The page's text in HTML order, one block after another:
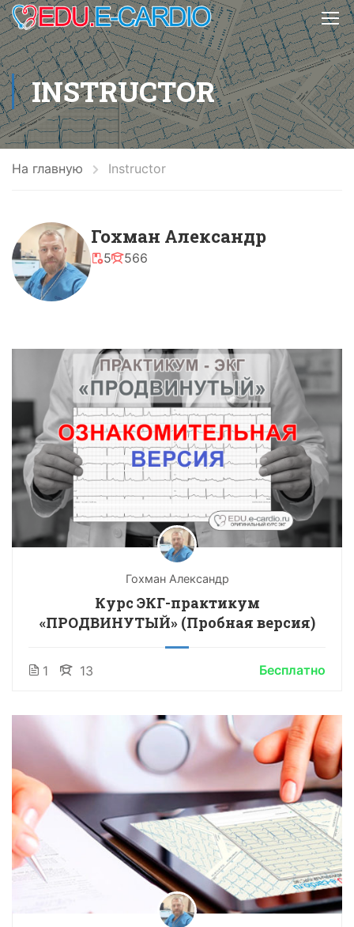
INSTRUCTOR
На главную Instructor
Гохман Александр
5 566
Гохман Александр
Курс ЭКГ-практикум
«ПРОДВИНУТЫЙ» (Пробная версия)
1 13 Бесплатно